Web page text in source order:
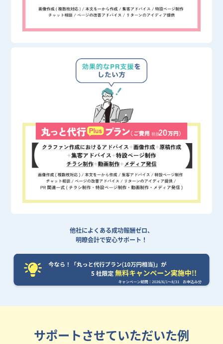
他社によくある成功報酬ゼロ、
明瞭会計で安心サポート！
サポートさせていただいた例